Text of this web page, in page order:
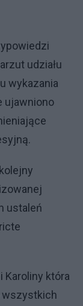
udziału
wykazania
ujawniono
ustaleń
Karoliny która
wszystkich